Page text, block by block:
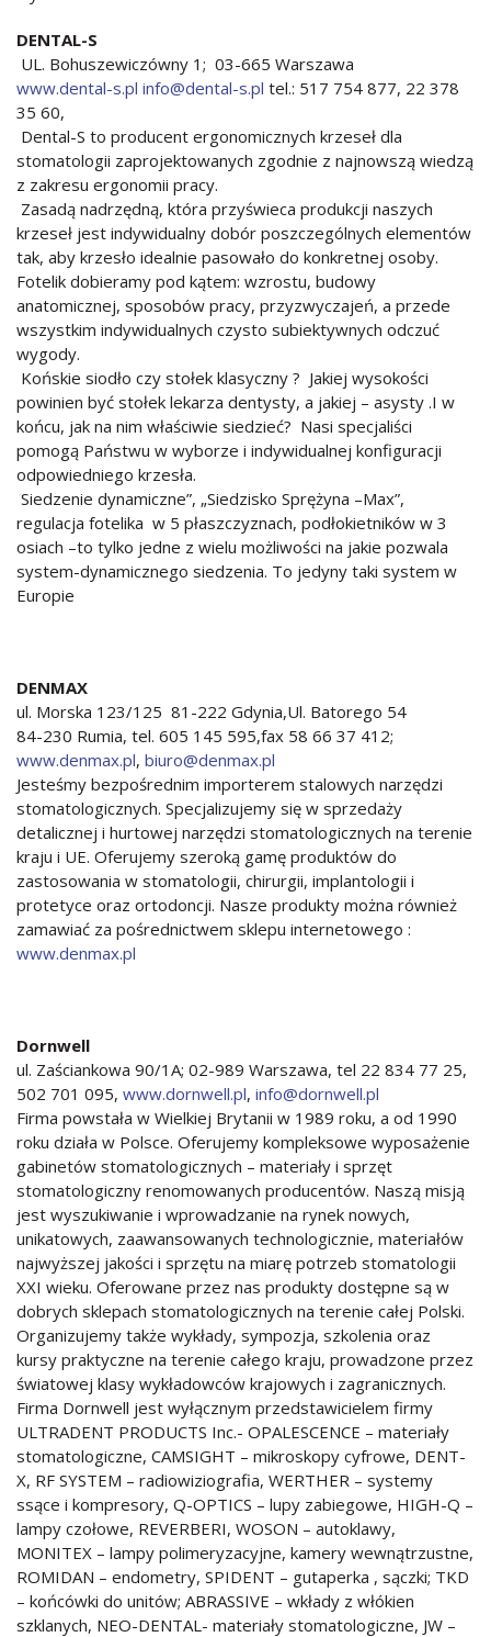
DENTAL-S
UL. Bohuszewiczówny 1; 03-665 Warszawa
www.dental-s.pl info@dental-s.pl tel.: 517 754 877, 22 378
35 60,
Dental-S to producent ergonomicznych krzeseł dla
stomatologii zaprojektowanych zgodnie z najnowszą wiedzą
z zakresu ergonomii pracy.
Zasadą nadrzędną, która przyświeca produkcji naszych
krzeseł jest indywidualny dobór poszczególnych elementów
tak, aby krzesło idealnie pasowało do konkretnej osoby.
Fotelik dobieramy pod kątem: wzrostu, budowy
anatomicznej, sposobów pracy, przyzwyczajeń, a przede
wszystkim indywidualnych czysto subiektywnych odczuć
wygody.
Końskie siodło czy stołek klasyczny ? Jakiej wysokości
powinien być stołek lekarza dentysty, a jakiej – asysty .I w
końcu, jak na nim właściwie siedzieć? Nasi specjaliści
pomogą Państwu w wyborze i indywidualnej konfiguracji
odpowiedniego krzesła.
Siedzenie dynamiczne”, „Siedzisko Sprężyna –Max”,
regulacja fotelika w 5 płaszczyznach, podłokietników w 3
osiach –to tylko jedne z wielu możliwości na jakie pozwala
system-dynamicznego siedzenia. To jedyny taki system w
Europie
DENMAX
ul. Morska 123/125 81-222 Gdynia,Ul. Batorego 54
84-230 Rumia, tel. 605 145 595,fax 58 66 37 412;
www.denmax.pl, biuro@denmax.pl
Jesteśmy bezpośrednim importerem stalowych narzędzi
stomatologicznych. Specjalizujemy się w sprzedaży
detalicznej i hurtowej narzędzi stomatologicznych na terenie
kraju i UE. Oferujemy szeroką gamę produktów do
zastosowania w stomatologii, chirurgii, implantologii i
protetyce oraz ortodoncji. Nasze produkty można również
zamawiać za pośrednictwem sklepu internetowego :
www.denmax.pl
Dornwell
ul. Zaściankowa 90/1A; 02-989 Warszawa, tel 22 834 77 25,
502 701 095, www.dornwell.pl, info@dornwell.pl
Firma powstała w Wielkiej Brytanii w 1989 roku, a od 1990
roku działa w Polsce. Oferujemy kompleksowe wyposażenie
gabinetów stomatologicznych – materiały i sprzęt
stomatologiczny renomowanych producentów. Naszą misją
jest wyszukiwanie i wprowadzanie na rynek nowych,
unikatowych, zaawansowanych technologicznie, materiałów
najwyższej jakości i sprzętu na miarę potrzeb stomatologii
XXI wieku. Oferowane przez nas produkty dostępne są w
dobrych sklepach stomatologicznych na terenie całej Polski.
Organizujemy także wykłady, sympozja, szkolenia oraz
kursy praktyczne na terenie całego kraju, prowadzone przez
światowej klasy wykładowców krajowych i zagranicznych.
Firma Dornwell jest wyłącznym przedstawicielem firmy
ULTRADENT PRODUCTS Inc.- OPALESCENCE – materiały
stomatologiczne, CAMSIGHT – mikroskopy cyfrowe, DENT-
X, RF SYSTEM – radiowiziografia, WERTHER – systemy
ssące i kompresory, Q-OPTICS – lupy zabiegowe, HIGH-Q –
lampy czołowe, REVERBERI, WOSON – autoklawy,
MONITEX – lampy polimeryzacyjne, kamery wewnątrzustne,
ROMIDAN – endometry, SPIDENT – gutaperka , sączki; TKD
– końcówki do unitów; ABRASSIVE – wkłady z włókien
szklanych, NEO-DENTAL- materiały stomatologiczne, JW –